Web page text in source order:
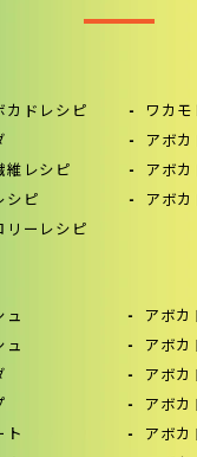
カドレシピ ワカモ
アボ
維レシピ アボ
シピ アボ
リーレシピ
ュ
ュ
ト
アボカ
アボカ
アボカ
アボ
アボカ